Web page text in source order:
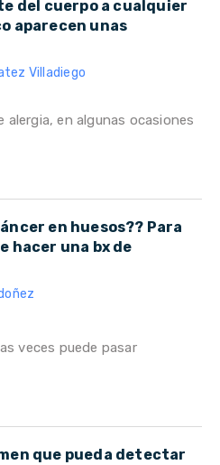
del cuerpo a cualquier
aparecen unas
Villadiego
alergia, en algunas ocasiones
en huesos?? Para
hacer una bx de
veces puede pasar
que pueda detectar